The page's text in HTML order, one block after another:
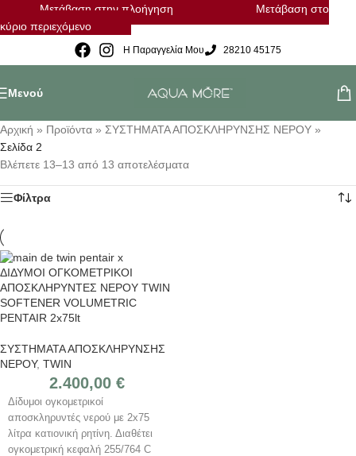
Μετάβαση στην πλοήγηση
Μετάβαση στο
κύριο περιεχόμενο
Η Παραγγελία Μου 28210 45175
Μενού
Αρχική » Προϊόντα » ΣΥΣΤΗΜΑΤΑ ΑΠΟΣΚΛΗΡΥΝΣΗΣ ΝΕΡΟΥ »
Σελίδα 2
Βλέπετε 13–13 από 13 αποτελέσματα
Φίλτρα
ΔΙΔΥΜΟΙ ΟΓΚΟΜΕΤΡΙΚΟΙ
ΑΠΟΣΚΛΗΡΥΝΤΕΣ ΝΕΡΟΥ TWIN
SOFTENER VOLUMETRIC
PENTAIR 2x75lt
ΣΥΣΤΗΜΑΤΑ ΑΠΟΣΚΛΗΡΥΝΣΗΣ
ΝΕΡΟΥ, TWIN
2.400,00 €
Δίδυμοι ογκομετρικοί
αποσκληρυντές νερού με 2x75
λίτρα κατιονική ρητίνη. Διαθέτει
ογκομετρική κεφαλή 255/764 C